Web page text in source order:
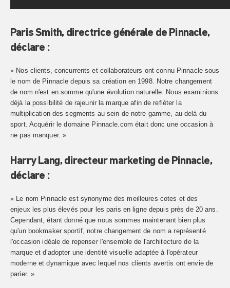
Paris Smith, directrice générale de Pinnacle,
déclare :
« Nos clients, concurrents et collaborateurs ont connu Pinnacle sous
le nom de Pinnacle depuis sa création en 1998. Notre changement
de nom n'est en somme qu'une évolution naturelle. Nous examinions
déjà la possibilité de rajeunir la marque afin de refléter la
multiplication des segments au sein de notre gamme, au-delà du
sport. Acquérir le domaine Pinnacle.com était donc une occasion à
ne pas manquer. »
Harry Lang, directeur marketing de Pinnacle,
déclare :
« Le nom Pinnacle est synonyme des meilleures cotes et des
enjeux les plus élevés pour les paris en ligne depuis près de 20 ans.
Cependant, étant donné que nous sommes maintenant bien plus
qu'un bookmaker sportif, notre changement de nom a représenté
l'occasion idéale de repenser l'ensemble de l'architecture de la
marque et d'adopter une identité visuelle adaptée à l'opérateur
moderne et dynamique avec lequel nos clients avertis ont envie de
parier. »